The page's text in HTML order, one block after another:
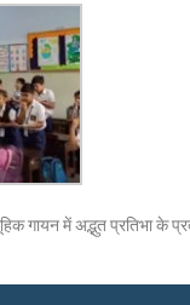
गायन में अद्भुत प्रतिभा के